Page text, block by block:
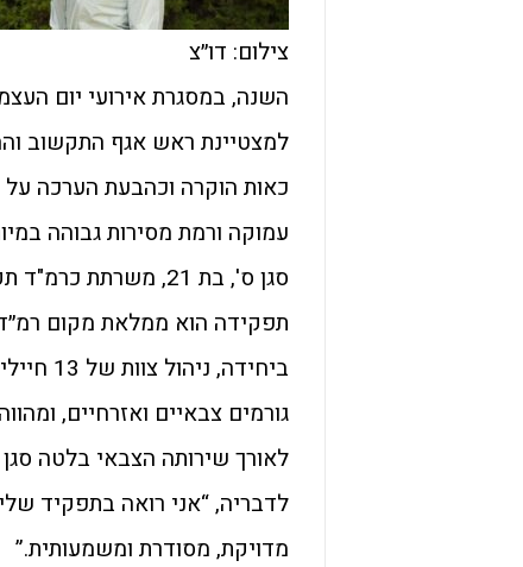
צילום: דו״צ
למצטיינת ראש אגף התקשוב
כאות הוקרה וכהבעת הערכה על
עמוקה ורמת מסירות גבוהה
סגן ס', בת 21,
תפקידה הוא ממלאת מקום
גורמים צבאיים ואזרחיים,
לאורך שירותה הצבאי בלטה
לדבריה, “אני רואה בתפקיד
מדויקת, מסודרת ומשמעותית.”